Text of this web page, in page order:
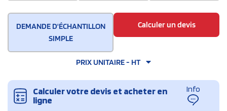
DEMANDE D'ÉCHANTILLON
SIMPLE
Calculer un devis
PRIX UNITAIRE - HT
Calculer votre devis et acheter en
ligne
Info